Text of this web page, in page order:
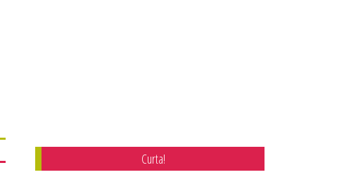
Curta!